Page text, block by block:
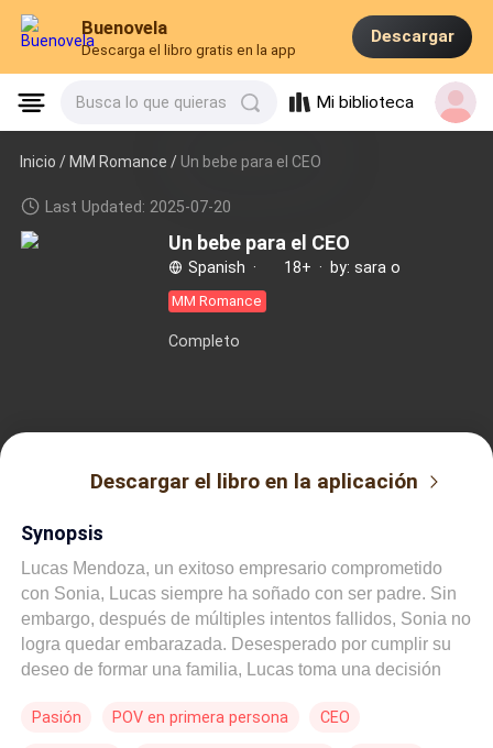
Buenovela
Descarga el libro gratis en la app
Descargar
Busca lo que quieras Mi biblioteca
Inicio /MM Romance / Un bebe para el CEO
Last Updated: 2025-07-20
Un bebe para el CEO
Spanish · 18+ · by: sara o
MM Romance
Completo
Descargar el libro en la aplicación
Synopsis
Lucas Mendoza, un exitoso empresario comprometido
con Sonia, Lucas siempre ha soñado con ser padre. Sin
embargo, después de múltiples intentos fallidos, Sonia no
logra quedar embarazada. Desesperado por cumplir su
deseo de formar una familia, Lucas toma una decisión
gestación subrogada. Es entonces cuando aparece
Pasión POV en primera persona CEO